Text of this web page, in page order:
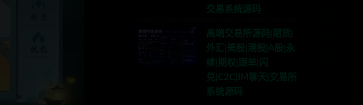
交易系统源码
高端交易所源码|期货|
外汇|美股|港股|A股|永
续|期权|跟单|闪
兑|C2C|IM聊天|交易所
系统源码